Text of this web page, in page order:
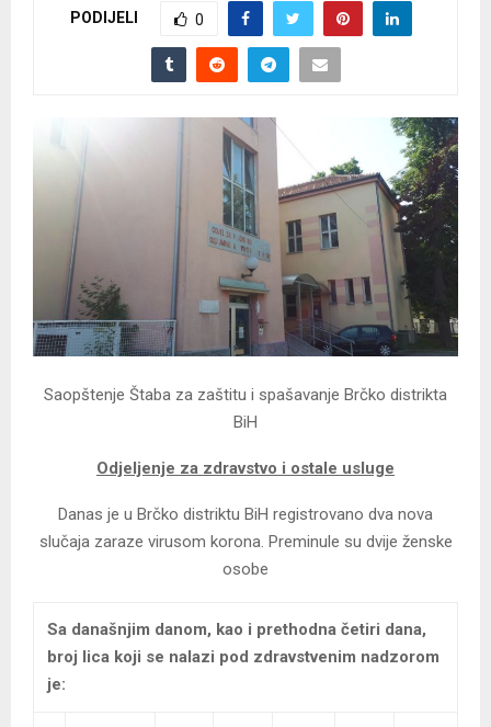
PODIJELI 0
Saopštenje Štaba za zaštitu i spašavanje Brčko distrikta
BiH
Odjeljenje za zdravstvo i ostale usluge
Danas je u Brčko distriktu BiH registrovano dva nova
slučaja zaraze virusom korona. Preminule su dvije ženske
osobe
Sa današnjim danom, kao i prethodna četiri dana,
broj lica koji se nalazi pod zdravstvenim nadzorom
je: